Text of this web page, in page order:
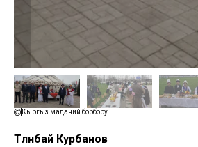
Кыргыз маданий борбору
Төлөнбай Курбанов